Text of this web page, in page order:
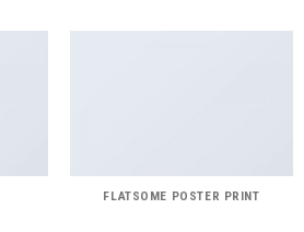
FLATSOME POSTER PRINT